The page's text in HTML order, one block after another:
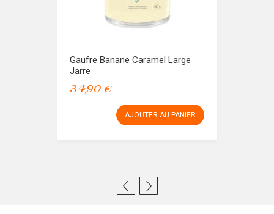
Gaufre Banane Caramel Large
Jarre
34,90 €
AJOUTER AU PANIER